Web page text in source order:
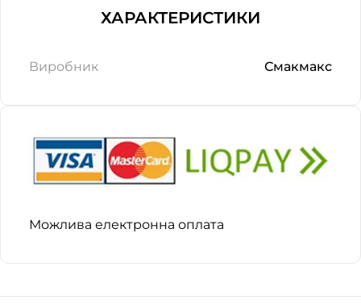
ХАРАКТЕРИСТИКИ
Виробник Смакмакс
Можлива електронна оплата